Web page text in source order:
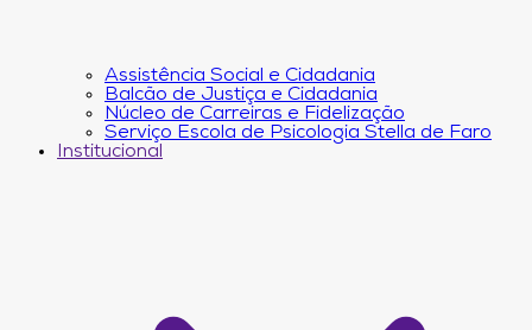
Assistência Social e Cidadania
Balcão de Justiça e Cidadania
Núcleo de Carreiras e Fidelização
Serviço Escola de Psicologia Stella de Faro
Institucional